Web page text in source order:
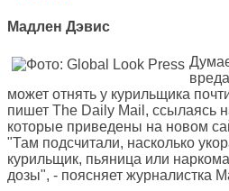
Мадлен Дэвис
может отнять у курильщика
пишет The Daily Mail , ссылаясь
которые приведены на новом
"Там подсчитали, насколько
курильщик, пьяница или
дозы", - поясняет журналистка